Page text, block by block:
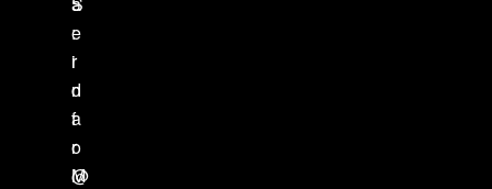
e
r
d
a
r
M
:
i
n
f
o
@